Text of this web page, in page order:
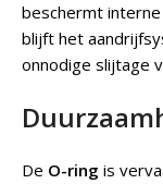
beschermt
blijft het
onnodige slijtage
De O-ring is